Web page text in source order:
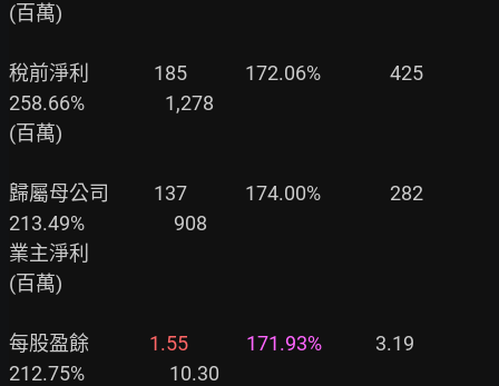
(百萬)
稅前淨利　　　 185　　    172.06%　　　  425
258.66%　　　　1,278
(百萬)
歸屬母公司　　 137　　    174.00%　　　  282
213.49%　　　　  908
業主淨利
(百萬)
每股盈餘 1.55 171.93% 3.19
212.75%　　　　 10.30